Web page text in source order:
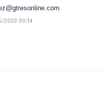
2023 00:14